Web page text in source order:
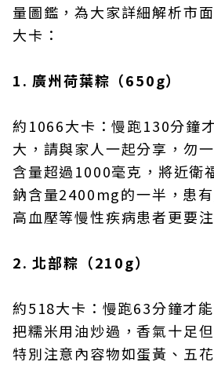
量圖鑑，為大家詳細解析市
大卡：
1. 廣州荷葉粽（650g）
約1066大卡：慢跑130分鐘
大，請與家人一起分享，勿
含量超過1000毫克，將近衛
鈉含量2400mg的一半，患有
高血壓等慢性疾病患者更要
2. 北部粽（210g）
約518大卡：慢跑63分鐘才
把糯米用油炒過，香氣十足
特別注意內容物如蛋黃、五